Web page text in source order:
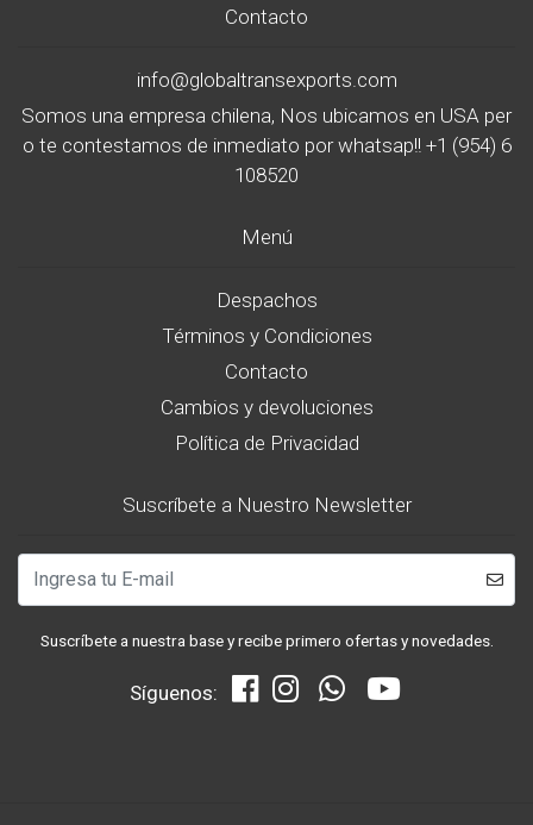
Contacto
info@globaltransexports.com
Somos una empresa chilena, Nos ubicamos en USA per
o te contestamos de inmediato por whatsap!! +1 (954) 6
108520
Menú
Despachos
Términos y Condiciones
Contacto
Cambios y devoluciones
Política de Privacidad
Suscríbete a Nuestro Newsletter
Suscríbete a nuestra base y recibe primero ofertas y novedades.
Síguenos: